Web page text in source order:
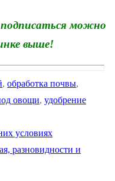
можно
выше!
, обработка почвы,
овощи, удобрение
условиях
разновидности и